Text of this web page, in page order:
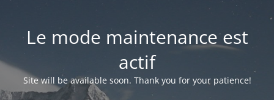
Le mode maintenance est
actif
Site will be available soon. Thank you for your patience!